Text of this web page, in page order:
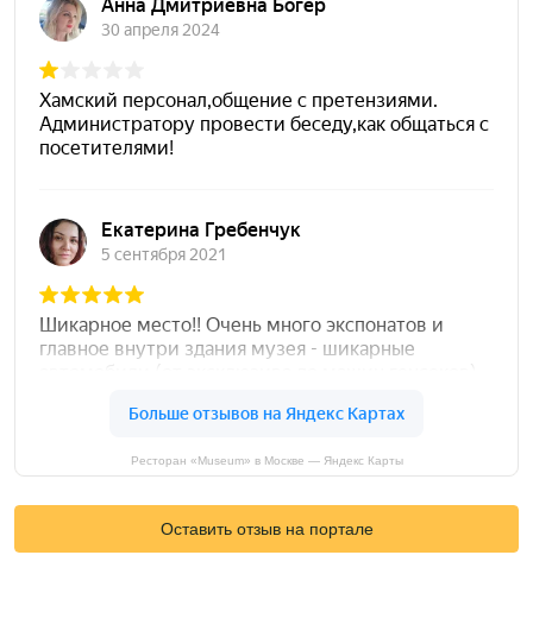
Ресторан «Museum» в Москве — Яндекс Карты
Оставить отзыв на портале